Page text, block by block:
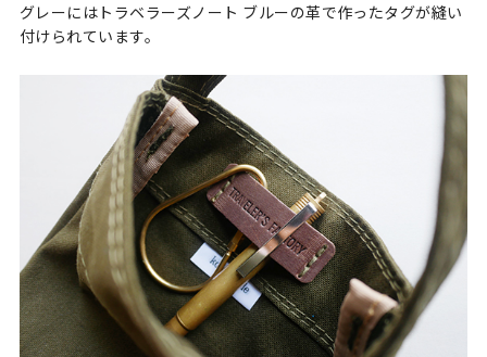
グレーにはトラベラーズノート ブルーの革で作ったタグが縫い
付けられています。